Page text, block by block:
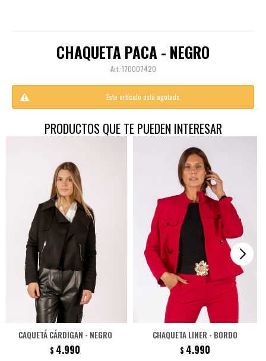
CHAQUETA PACA - NEGRO
170007420
Este artículo está agotado.
PRODUCTOS QUE TE PUEDEN INTERESAR
CAQUETÁ CÁRDIGAN - NEGRO
$ 4.990
CHAQUETA LINER - BORDO
$ 4.990